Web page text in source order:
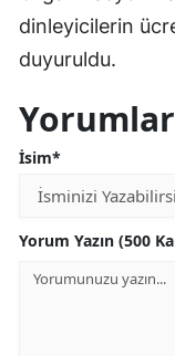
dinleyicilerin
duyuruldu.
Yorumlar
İsim*
Yorum Yazın (500